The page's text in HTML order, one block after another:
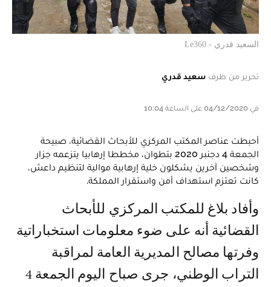
السعيد قدري - Le360
تحرير من طرف سعيد قدري
في 04/12/2020 على الساعة 10:04
أحبطت عناصر المكتب المركزي للأبحاث القضائية، صبيحة
الجمعة 4 دجنبر 2020 بتطوان، مخططا إرهابيا يتزعمه جزار
وشخصين آخرين يشكلون خلية إرهابية موالية لتنظيم داعش،
كانت تعتزم استهداف أمن واستقرار المملكة.
وأفاد بلاغ للمكتب المركزي للأبحاث
القضائية أنه على ضوء معلومات استخباراتية
وفرتها مصالح المديرية العامة لمراقبة
التراب الوطني، جرى صباح اليوم الجمعة 4